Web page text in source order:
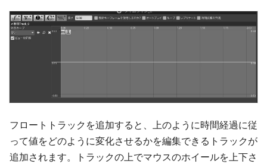
フロートトラックを追加すると、上のように時間経過に従
って値をどのように変化させるかを編集できるトラックが
追加されます。トラックの上でマウスのホイールを上下さ